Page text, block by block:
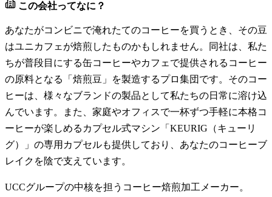
この会社ってなに？
あなたがコンビニで淹れたてのコーヒーを買うとき、その豆
はユニカフェが焙煎したものかもしれません。同社は、私た
ちが普段目にする缶コーヒーやカフェで提供されるコーヒー
の原料となる「焙煎豆」を製造するプロ集団です。そのコー
ヒーは、様々なブランドの製品として私たちの日常に溶け込
んでいます。また、家庭やオフィスで一杯ずつ手軽に本格コ
ーヒーが楽しめるカプセル式マシン「KEURIG（キューリ
グ）」の専用カプセルも提供しており、あなたのコーヒーブ
レイクを陰で支えています。
UCCグループの中核を担うコーヒー焙煎加工メーカー。